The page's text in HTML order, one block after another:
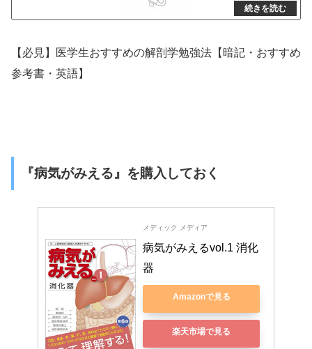
【必見】医学生おすすめの解剖学勉強法【暗記・おすすめ
参考書・英語】
『病気がみえる』を購入しておく
メディック メディア
病気がみえるvol.1 消化
器
Amazonで見る
楽天市場で見る